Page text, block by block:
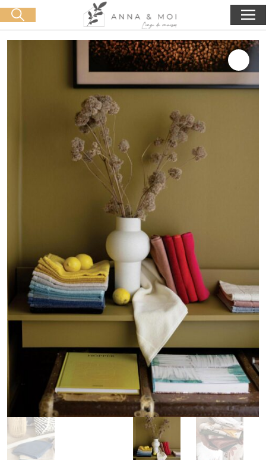
Kostenlose Lieferung ab 60€ Einkauf 0,00€
Suche starten